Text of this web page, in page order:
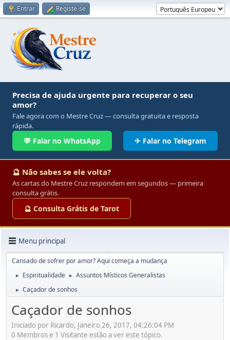
Entrar Registe-se
Precisa de ajuda urgente para recuperar o seu
amor?
Fale agora com o Mestre Cruz — consulta gratuita e resposta
rápida.
💬 Falar no WhatsApp ✈ Falar no Telegram
🔮 Não sabes se ele volta?
As cartas do Mestre Cruz respondem em segundos — primeira
consulta grátis.
🔮 Consulta Grátis de Tarot
Menu principal
Cansado de sofrer por amor? Aqui começa a mudança
► Espiritualidade ► Assuntos Místicos Generalistas
► Caçador de sonhos
Caçador de sonhos
Iniciado por Ricardo, Janeiro 26, 2017, 04:26:04 PM
0 Membros e 1 Visitante estão a ver este tópico.